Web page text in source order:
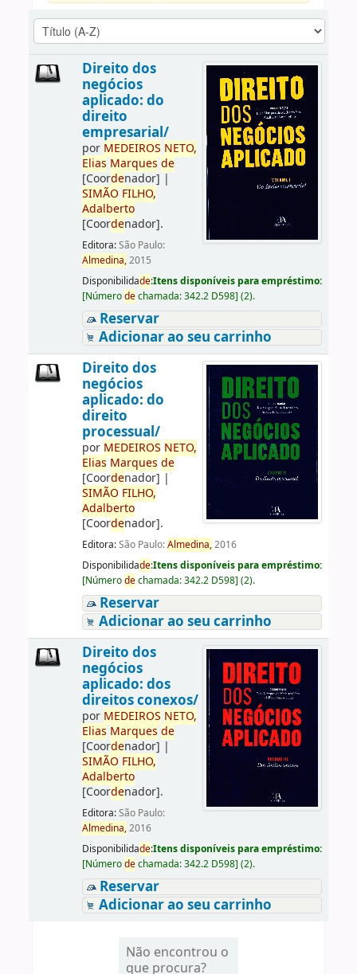
Direito dos
negócios
aplicado: do
direito
empresarial/
por MEDEIROS NETO,
Elias Marques de
[Coordenador] |
SIMÃO FILHO,
Adalberto
[Coordenador].
Editora:São Paulo:
Almedina,2015
Disponibilidade:Itens disponíveis para empréstimo:
[Númerodechamada:342.2 D598] (2).
Reservar
Adicionar ao seu carrinho
Direito dos
negócios
aplicado: do
direito
processual/
por MEDEIROS NETO,
Elias Marques de
[Coordenador] |
SIMÃO FILHO,
Adalberto
[Coordenador].
Editora:São Paulo:Almedina,2016
Disponibilidade:Itens disponíveis para empréstimo:
[Númerodechamada:342.2 D598] (2).
Reservar
Adicionar ao seu carrinho
Direito dos
negócios
aplicado: dos
direitos conexos/
por MEDEIROS NETO,
Elias Marques de
[Coordenador] |
SIMÃO FILHO,
Adalberto
[Coordenador].
Editora:São Paulo:
Almedina,2016
Disponibilidade:Itens disponíveis para empréstimo:
[Númerodechamada:342.2 D598] (2).
Reservar
Adicionar ao seu carrinho
Não encontrou o
que procura?